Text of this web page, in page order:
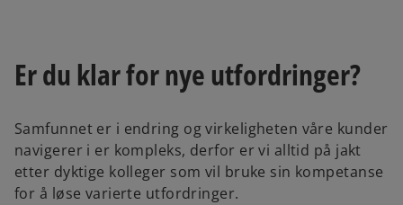
Er du klar for nye utfordringer?
Samfunnet er i endring og virkeligheten våre kunder
navigerer i er kompleks, derfor er vi alltid på jakt
etter dyktige kolleger som vil bruke sin kompetanse
for å løse varierte utfordringer.